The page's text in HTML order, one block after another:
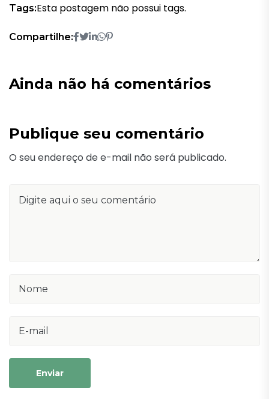
Tags:Esta postagem não possui tags.
Compartilhe:
Ainda não há comentários
Publique seu comentário
O seu endereço de e-mail não será publicado.
Enviar